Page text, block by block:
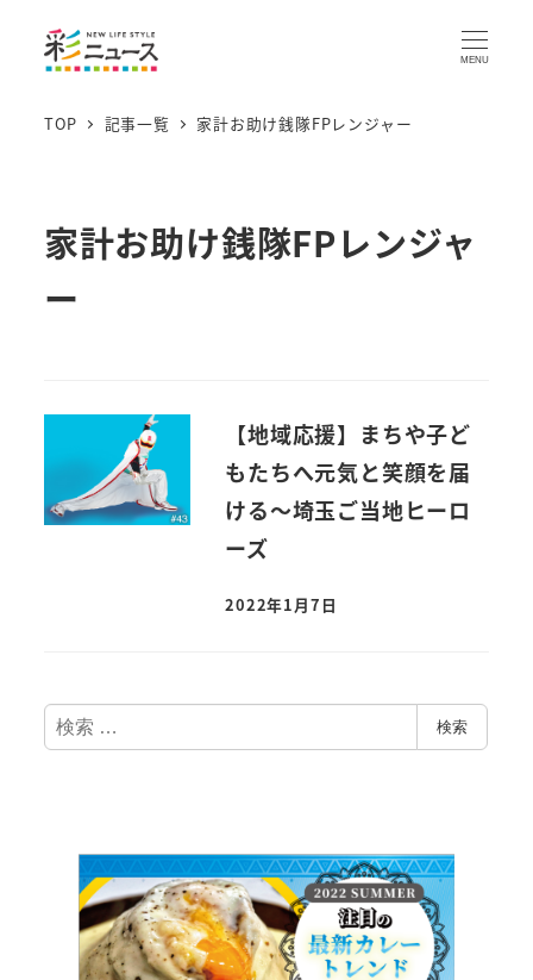
MENU
TOP 記事一覧 家計お助け銭隊FPレンジャー
家計お助け銭隊FPレンジャ
ー
【地域応援】まちや子ど
もたちへ元気と笑顔を届
ける～埼玉ご当地ヒーロ
ーズ
2022年1月7日
検
索
検索